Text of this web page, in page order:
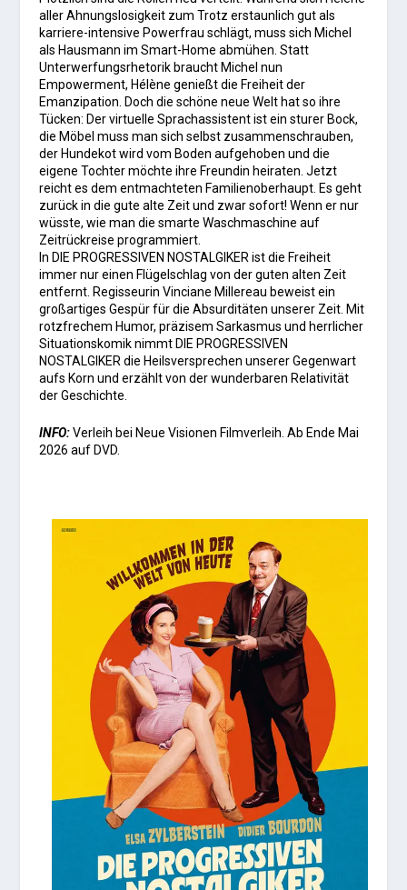
aller Ahnungslosigkeit zum Trotz erstaunlich gut als
karriere-intensive Powerfrau schlägt, muss sich Michel
als Hausmann im Smart-Home abmühen. Statt
Unterwerfungsrhetorik braucht Michel nun
Empowerment, Hélène genießt die Freiheit der
Emanzipation. Doch die schöne neue Welt hat so ihre
Tücken: Der virtuelle Sprachassistent ist ein sturer Bock,
die Möbel muss man sich selbst zusammenschrauben,
der Hundekot wird vom Boden aufgehoben und die
eigene Tochter möchte ihre Freundin heiraten. Jetzt
reicht es dem entmachteten Familienoberhaupt. Es geht
zurück in die gute alte Zeit und zwar sofort! Wenn er nur
wüsste, wie man die smarte Waschmaschine auf
Zeitrückreise programmiert.
In DIE PROGRESSIVEN NOSTALGIKER ist die Freiheit
immer nur einen Flügelschlag von der guten alten Zeit
entfernt. Regisseurin Vinciane Millereau beweist ein
großartiges Gespür für die Absurditäten unserer Zeit. Mit
rotzfrechem Humor, präzisem Sarkasmus und herrlicher
Situationskomik nimmt DIE PROGRESSIVEN
NOSTALGIKER die Heilsversprechen unserer Gegenwart
aufs Korn und erzählt von der wunderbaren Relativität
der Geschichte.
INFO:Verleih bei Neue Visionen Filmverleih. Ab Ende Mai
2026 auf DVD.